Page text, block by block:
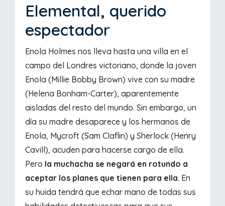
Elemental, querido
espectador
Enola Holmes nos lleva hasta una villa en el
campo del Londres victoriano, donde la joven
Enola (Millie Bobby Brown) vive con su madre
(Helena Bonham-Carter), aparentemente
aisladas del resto del mundo. Sin embargo, un
día su madre desaparece y los hermanos de
Enola, Mycroft (Sam Claflin) y Sherlock (Henry
Cavill), acuden para hacerse cargo de ella.
Pero la muchacha se negará en rotundo a
aceptar los planes que tienen para ella. En
su huida tendrá que echar mano de todas sus